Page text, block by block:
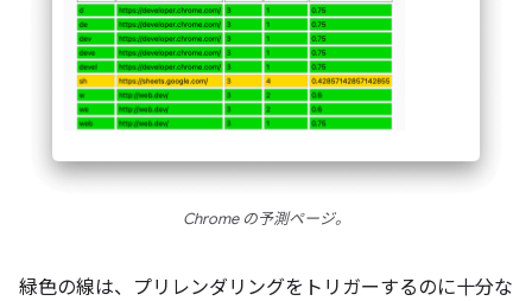
Chrome の予測ページ。
緑色の線は、プリレンダリングをトリガーするのに十分な